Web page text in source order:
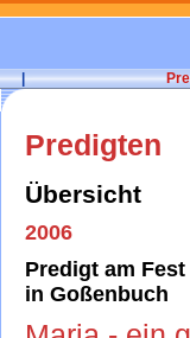
|
Predigten
Übersicht
2006
Predigt am
in Goßenbuch